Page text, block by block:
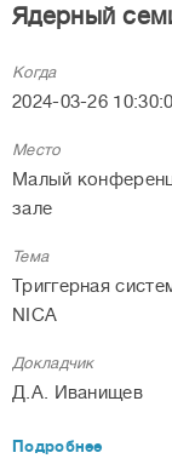
Ядерный
Когда
2024-03-26
Место
Малый
зале
Тема
Триггерная
NICA
Докладчик
Д.А. Иванищев
Подробнее